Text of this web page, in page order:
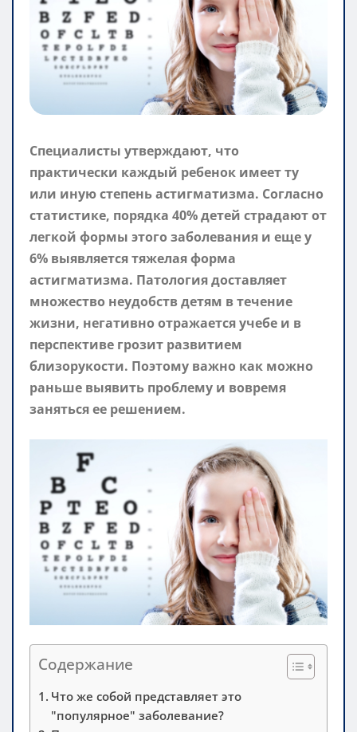
Специалисты утверждают, что
практически каждый ребенок имеет ту
или иную степень астигматизма. Согласно
статистике, порядка 40% детей страдают от
легкой формы этого заболевания и еще у
6% выявляется тяжелая форма
астигматизма. Патология доставляет
множество неудобств детям в течение
жизни, негативно отражается учебе и в
перспективе грозит развитием
близорукости. Поэтому важно как можно
раньше выявить проблему и вовремя
заняться ее решением.
Содержание
Что же собой представляет это
"популярное" заболевание?